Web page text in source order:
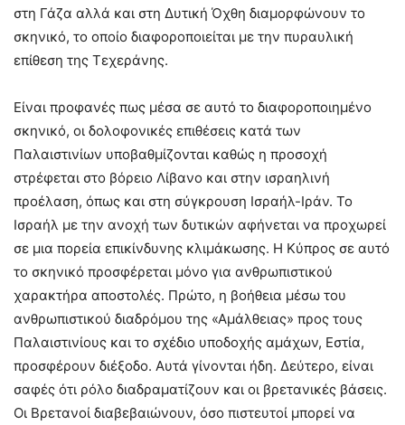
στη Γάζα αλλά και στη Δυτική Όχθη διαμορφώνουν το
σκηνικό, το οποίο διαφοροποιείται με την πυραυλική
επίθεση της Τεχεράνης.
Είναι προφανές πως μέσα σε αυτό το διαφοροποιημένο
σκηνικό, οι δολοφονικές επιθέσεις κατά των
Παλαιστινίων υποβαθμίζονται καθώς η προσοχή
στρέφεται στο βόρειο Λίβανο και στην ισραηλινή
προέλαση, όπως και στη σύγκρουση Ισραήλ-Ιράν. Το
Ισραήλ με την ανοχή των δυτικών αφήνεται να προχωρεί
σε μια πορεία επικίνδυνης κλιμάκωσης. Η Κύπρος σε αυτό
το σκηνικό προσφέρεται μόνο για ανθρωπιστικού
χαρακτήρα αποστολές. Πρώτο, η βοήθεια μέσω του
ανθρωπιστικού διαδρόμου της «Αμάλθειας» προς τους
Παλαιστινίους και το σχέδιο υποδοχής αμάχων, Εστία,
προσφέρουν διέξοδο. Αυτά γίνονται ήδη. Δεύτερο, είναι
σαφές ότι ρόλο διαδραματίζουν και οι βρετανικές βάσεις.
Οι Βρετανοί διαβεβαιώνουν, όσο πιστευτοί μπορεί να